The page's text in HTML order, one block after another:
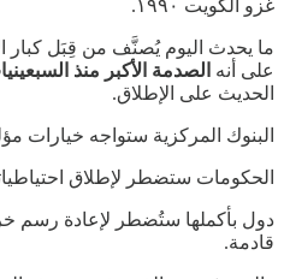
غزو الكويت ١٩٩٠.
ما يحدث اليوم يُصنَّف من قِبَل كبار
على أنه الصدمة الأكبر منذ
الحديث على الإطلاق.
البنوك المركزية ستواجه خيارات
الحكومات ستضطر لإطلاق
دول بأكملها ستُضطر لإعادة رسم
قادمة.